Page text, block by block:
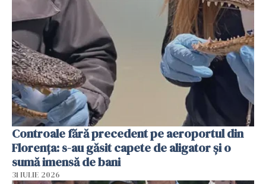
Controale fără precedent pe aeroportul din
Florența: s-au găsit capete de aligator și o
sumă imensă de bani
31 IULIE 2026